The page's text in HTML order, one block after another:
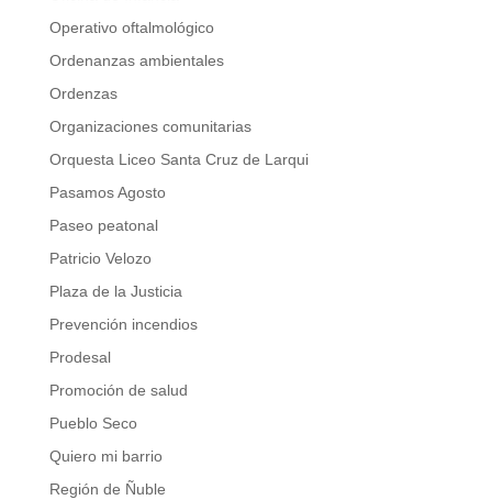
Operativo oftalmológico
Ordenanzas ambientales
Ordenzas
Organizaciones comunitarias
Orquesta Liceo Santa Cruz de Larqui
Pasamos Agosto
Paseo peatonal
Patricio Velozo
Plaza de la Justicia
Prevención incendios
Prodesal
Promoción de salud
Pueblo Seco
Quiero mi barrio
Región de Ñuble